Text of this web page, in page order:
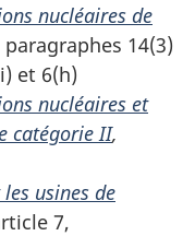
nucléaires de
14(3)
et 6(h)
nucléaires et
catégorie II,
usines de
7,